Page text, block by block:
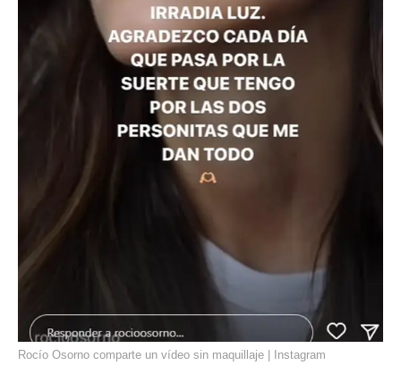
Rocío Osorno comparte un vídeo sin maquillaje | Instagram